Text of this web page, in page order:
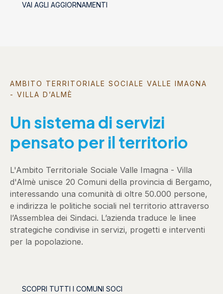
socializzanti (Centri estivi)
VAI AGLI AGGIORNAMENTI
AMBITO TERRITORIALE SOCIALE VALLE IMAGNA
- VILLA D’ALMÈ
Un sistema di servizi
pensato per il territorio
L'Ambito Territoriale Sociale Valle Imagna - Villa
d'Almè unisce 20 Comuni della provincia di Bergamo,
interessando una comunità di oltre 50.000 persone,
e indirizza le politiche sociali nel territorio attraverso
l’Assemblea dei Sindaci. L’azienda traduce le linee
strategiche condivise in servizi, progetti e interventi
per la popolazione.
SCOPRI TUTTI I COMUNI SOCI